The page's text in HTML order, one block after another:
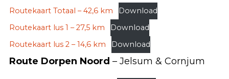
Routekaart Totaal – 42,6 km
Download
Routekaart lus 1 – 27,5 km
Download
Routekaart lus 2 – 14,6 km
Download
Route Dorpen Noord – Jelsum & Cornjum